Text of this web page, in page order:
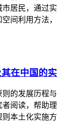
居民，通过
间利用方法
在中国的
的发展历程
阅读，帮助
本土化实施